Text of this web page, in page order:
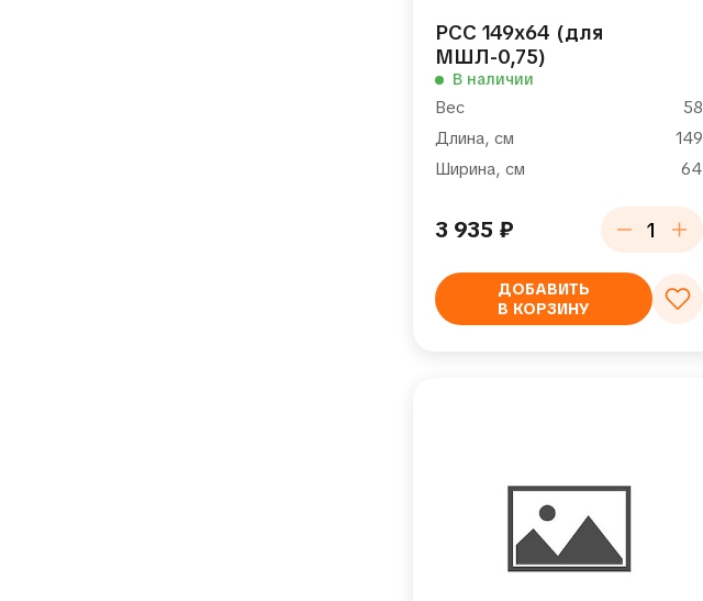
РСС 149х64 (для
МШЛ-0,75)
В наличии
Вес
58
Длина, см
149
Ширина, см
64
3 935 ₽
ДОБАВИТЬ
В КОРЗИНУ